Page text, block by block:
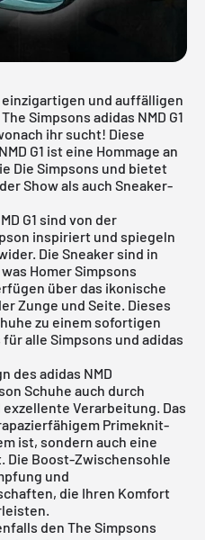
und auffälligen
Simpsons adidas NMD G1
ihr sucht! Diese
G1 ist eine Hommage an
Die Simpsons und bietet
Show als auch Sneaker-
G1 sind von der
inspiriert und spiegeln
Die Sneaker sind in
Homer Simpsons
über das ikonische
Zunge und Seite. Dieses
zu einem sofortigen
alle Simpsons und adidas
des adidas NMD
Schuhe auch durch
Verarbeitung. Das
Primeknit-
ist, sondern auch eine
Die Boost-Zwischensohle
und
die Ihren Komfort
den The Simpsons